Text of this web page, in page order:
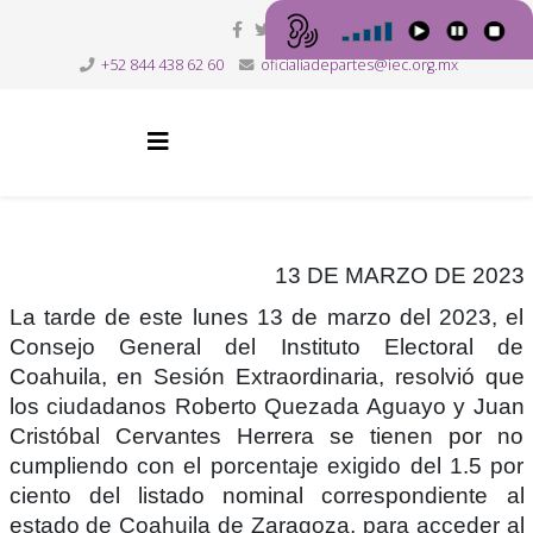
+52 844 438 62 60 oficialiadepartes@iec.org.mx
13 DE MARZO DE 2023
La tarde de este lunes 13 de marzo del 2023, el
Consejo General del Instituto Electoral de
Coahuila, en Sesión Extraordinaria, resolvió que
los ciudadanos Roberto Quezada Aguayo y Juan
Cristóbal Cervantes Herrera se tienen por no
cumpliendo con el porcentaje exigido del 1.5 por
ciento del listado nominal correspondiente al
estado de Coahuila de Zaragoza, para acceder al